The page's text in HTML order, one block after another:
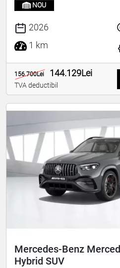
NOU
2026
1 km
156.700Lei 144.129Lei
TVA deductibil
Mercedes-Benz
Hybrid SUV